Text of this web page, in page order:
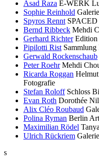
Asad Raza E-WERK
Sophie Reinhold
Spyros Rennt
Bernd Ribbeck Mehdi
Gerhard Richter
Pipilotti Rist
Gerwald Rockenschaub
Peter Roehr Mehdi
Ricarda Roggan
Fotografie
Stefan Roloff Schloss
Evan Roth Dorothée
Alix Cléo Roubaud
Polina Ryman Berlin
Maximilian Rödel
Ulrich Rückriem
s